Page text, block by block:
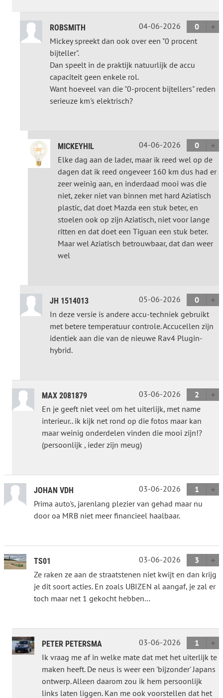
ROBSMITH 04-06-2026
0
Mickey spreekt dan ook over een "0 procent
bijteller".
Dan speelt in de praktijk natuurlijk de accu
capaciteit geen enkele rol.
Want hoeveel van die "0-procent bijtellers" reden
serieuze km's elektrisch?
MICKEYHIL 04-06-2026
0
Elke dag aan de lader, maar ik reed wel op de
dagen dat ik reed ongeveer 160 km dus had er
zeer weinig aan, en inderdaad mooi was die
niet, zeker niet van binnen met hard Aziatisch
plastic, dat doet Mazda een stuk beter, en
stoelen ook op zijn Aziatisch, niet voor lange
ritten en dat doet een Tiguan een stuk beter.
Maar wel Aziatisch betrouwbaar, dat dan weer
wel
JH 1514013 05-06-2026
0
In deze versie is andere accu-techniek gebruikt
met betere temperatuur controle. Accucellen zijn
identiek aan die van de nieuwe Rav4 Plugin-
hybrid.
MAX 2081879 03-06-2026
2
En je geeft niet veel om het uiterlijk, met name
interieur.. ik kijk net rond op die fotos maar kan
maar weinig onderdelen vinden die mooi zijn!?
(persoonlijk , ieder zijn meug)
JOHAN VDH 03-06-2026
1
Prima auto's, jarenlang plezier van gehad maar nu
door oa MRB niet meer financieel haalbaar.
TS01 03-06-2026
3
Ze raken ze aan de straatstenen niet kwijt en dan krijg
je dit soort acties. En zoals UBIZEN al aangaf, je zal er
toch maar net 1 gekocht hebben…
PETER PETERSMA 03-06-2026
1
Ik vraag me af in welke mate dat met het uiterlijk te
maken heeft. De neus is weer een 'bijzonder' Japans
ontwerp. Alleen daarom zou ik hem persoonlijk
links laten liggen. Kan me ook voorstellen dat het